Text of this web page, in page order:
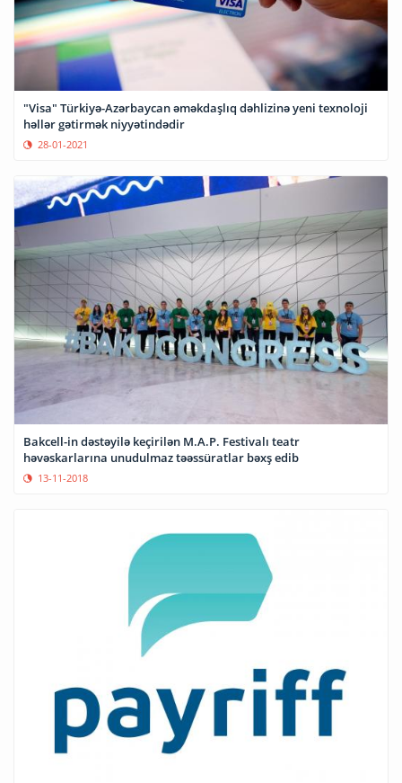
"Visa" Türkiyə-Azərbaycan əməkdaşlıq dəhlizinə yeni texnoloji
həllər gətirmək niyyətindədir
28-01-2021
Bakcell-in dəstəyilə keçirilən M.A.P. Festivalı teatr
həvəskarlarına unudulmaz təəssüratlar bəxş edib
13-11-2018